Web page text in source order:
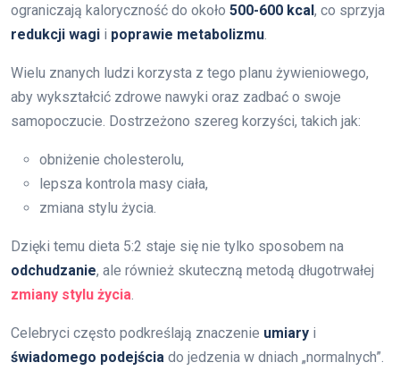
ograniczają kaloryczność do około 500-600 kcal, co sprzyja
redukcji wagi i poprawie metabolizmu
Wielu znanych ludzi korzysta z tego planu żywieniowego,
aby wykształcić zdrowe nawyki oraz zadbać o swoje
samopoczucie. Dostrzeżono szereg korzyści, takich jak:
obniżenie cholesterolu,
lepsza kontrola masy ciała,
zmiana stylu życia.
Dzięki temu dieta 5:2 staje się nie tylko sposobem na
odchudzanie, ale również skuteczną metodą długotrwałej
zmiany stylu życia
Celebryci często podkreślają znaczenie umiary i
świadomego podejścia do jedzenia w dniach „normalnych”.